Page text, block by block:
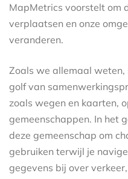
MapMetrics voorstelt om
verplaatsen en onze
veranderen.
Zoals we allemaal weten,
golf van
zoals wegen en kaarten,
gemeenschappen. In het
deze gemeenschap om
gebruiken terwijl je
gegevens bij over